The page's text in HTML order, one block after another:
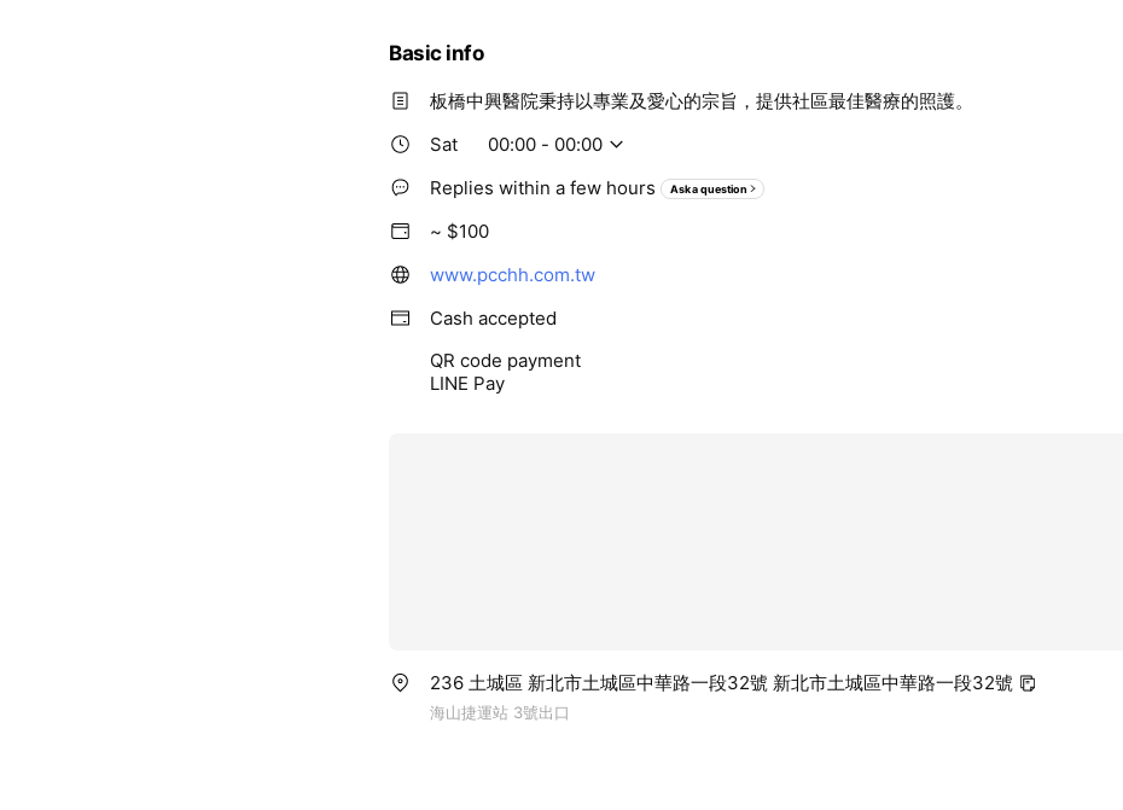
Basic info
板橋中興醫院秉持以專業及愛心的宗旨，提供社區最佳醫療的照護。
Sat
00:00 - 00:00
Replies within a few hours
Ask a question
~ $100
www.pcchh.com.tw
Cash accepted
QR code payment
LINE Pay
236 土城區 新北市土城區中華路一段32號 新北市土城區中華路一段32號
海山捷運站 3號出口